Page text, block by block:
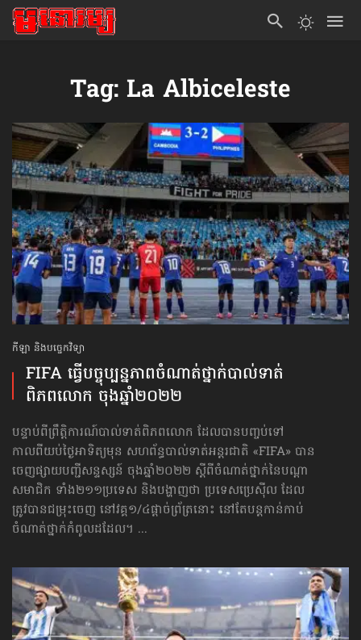
Tag: La Albiceleste
កីឡា និងបច្ចេកវិទ្យា
FIFA ធ្វើបច្ចុប្បន្នភាព​​ចំណាត់ថ្នាក់​បាល់ទាត់​
ពិភពលោក ចុងឆ្នាំ២០២២
បន្ទាប់ពីព្រឹត្តិការណ៍បាល់ទាត់ពិភពលោក ដែលបានបញ្ចប់ទៅ
កាលពីយប់ថ្ងៃអាទិត្យមុន សហព័ន្ធបាល់ទាត់អន្តរជាតិ «FIFA» បាន
ចេញផ្សាយបញ្ជីសន្ទស្សន៍ ចុងឆ្នាំ២០២២ ស្ដីពីចំណាត់ថ្នាក់​នៃបណ្ដា
សមាជិក ទាំង២១១ប្រទេស និងបង្ហាញថា ប្រទេសប្រេស៊ីល ដែល
ត្រូវបានជម្រុះចេញ នៅវគ្គ១/៤ផ្ដាច់ព្រ័ត្រនោះ នៅតែបន្តកាន់កាប់
ចំណាត់ថ្នាក់កំពូលដដែល។ ...